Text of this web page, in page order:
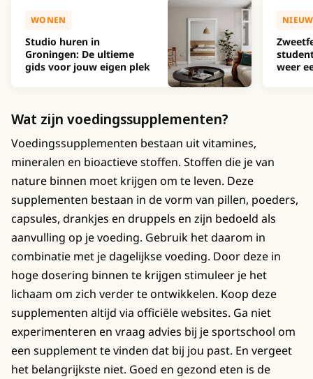
WONEN
Studio huren in
Groningen: De ultieme
gids voor jouw eigen plek
weer
Wat zijn voedingssupplementen?
Voedingssupplementen bestaan uit vitamines,
mineralen en bioactieve stoffen. Stoffen die je van
nature binnen moet krijgen om te leven. Deze
supplementen bestaan in de vorm van pillen, poeders,
capsules, drankjes en druppels en zijn bedoeld als
aanvulling op je voeding. Gebruik het daarom in
combinatie met je dagelijkse voeding. Door deze in
hoge dosering binnen te krijgen stimuleer je het
lichaam om zich verder te ontwikkelen. Koop deze
supplementen altijd via officiële websites. Ga niet
experimenteren en vraag advies bij je sportschool om
een supplement te vinden dat bij jou past. En vergeet
het belangrijkste niet. Goed en gezond eten is de